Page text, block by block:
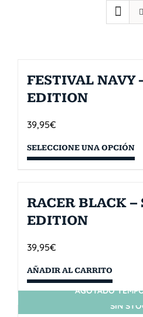
FESTIVAL NAVY
EDITION
39,95€
SELECCIONE UNA OPCIÓN
RACER BLACK –
EDITION
39,95€
AÑADIR AL CARRITO
SIN
AGOTADO